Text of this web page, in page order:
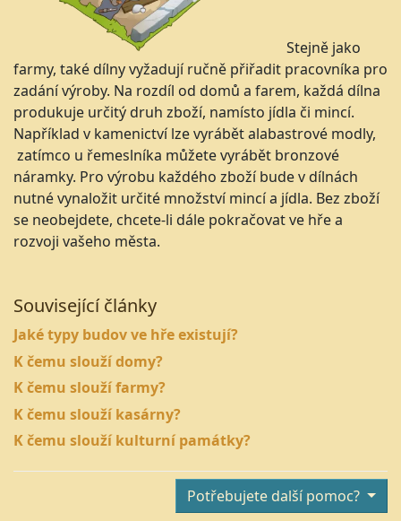
Stejně jako
farmy, také dílny vyžadují ručně přiřadit pracovníka pro
zadání výroby. Na rozdíl od domů a farem, každá dílna
produkuje určitý druh zboží, namísto jídla či mincí.
Například v kamenictví lze vyrábět alabastrové modly,
zatímco u řemeslníka můžete vyrábět bronzové
náramky. Pro výrobu každého zboží bude v dílnách
nutné vynaložit určité množství mincí a jídla. Bez zboží
se neobejdete, chcete-li dále pokračovat ve hře a
rozvoji vašeho města.
Související články
Jaké typy budov ve hře existují?
K čemu slouží domy?
K čemu slouží farmy?
K čemu slouží kasárny?
K čemu slouží kulturní památky?
Potřebujete další pomoc?